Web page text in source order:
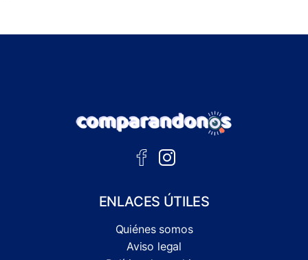
ENLACES ÚTILES
Quiénes somos
Aviso legal